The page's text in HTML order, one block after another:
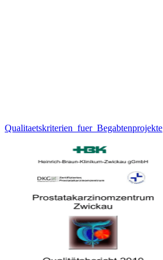
Qualitaetskriterien_fuer_Begabtenprojekte